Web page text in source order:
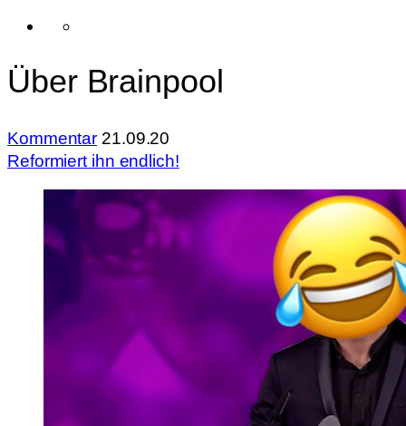
Über Brainpool
Kommentar 21.09.20
Reformiert ihn endlich!